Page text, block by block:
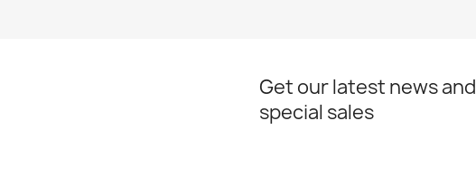
Get our latest news and
special sales